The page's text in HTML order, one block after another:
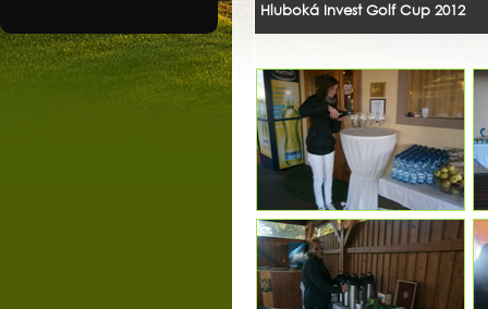
Hluboká Invest Golf Cup 2012